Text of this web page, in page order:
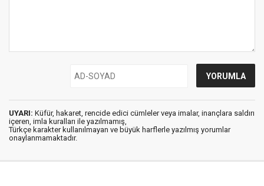
UYARI: Küfür, hakaret, rencide edici cümleler veya imalar, inançlara saldırı
içeren, imla kuralları ile yazılmamış,
Türkçe karakter kullanılmayan ve büyük harflerle yazılmış yorumlar
onaylanmamaktadır.